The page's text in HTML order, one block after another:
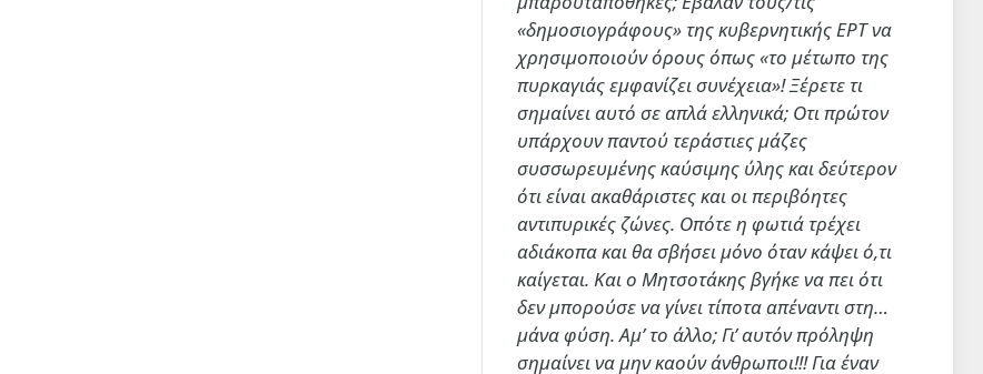
«δημοσιογράφους» της κυβερνητικής ΕΡΤ να
χρησιμοποιούν όρους όπως «το μέτωπο της
πυρκαγιάς εμφανίζει συνέχεια»! Ξέρετε τι
σημαίνει αυτό σε απλά ελληνικά; Οτι πρώτον
υπάρχουν παντού τεράστιες μάζες
συσσωρευμένης καύσιμης ύλης και δεύτερον
ότι είναι ακαθάριστες και οι περιβόητες
αντιπυρικές ζώνες. Οπότε η φωτιά τρέχει
αδιάκοπα και θα σβήσει μόνο όταν κάψει ό,τι
καίγεται. Και ο Μητσοτάκης βγήκε να πει ότι
δεν μπορούσε να γίνει τίποτα απέναντι στη…
μάνα φύση. Αμ’ το άλλο; Γι’ αυτόν πρόληψη
σημαίνει να μην καούν άνθρωποι!!! Για έναν